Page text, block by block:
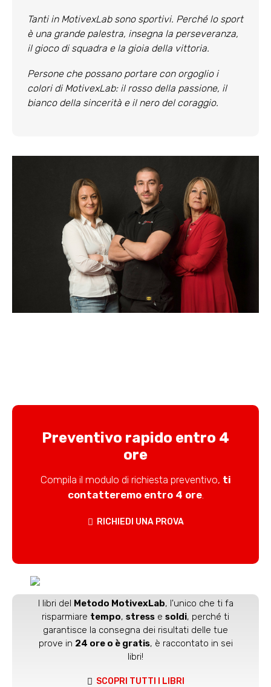
Tanti in MotivexLab sono sportivi. Perché lo sport
è una grande palestra, insegna la perseveranza,
il gioco di squadra e la gioia della vittoria.
Persone che possano portare con orgoglio i
colori di MotivexLab: il rosso della passione, il
bianco della sincerità e il nero del coraggio.
Preventivo rapido entro 4
ore
Compila il modulo di richiesta preventivo, ti
contatteremo entro 4 ore.
RICHIEDI UNA PROVA
I libri del Metodo MotivexLab, l'unico che ti fa
risparmiare tempo, stress e soldi, perché ti
garantisce la consegna dei risultati delle tue
prove in 24 ore o è gratis, è raccontato in sei
libri!
SCOPRI TUTTI I LIBRI